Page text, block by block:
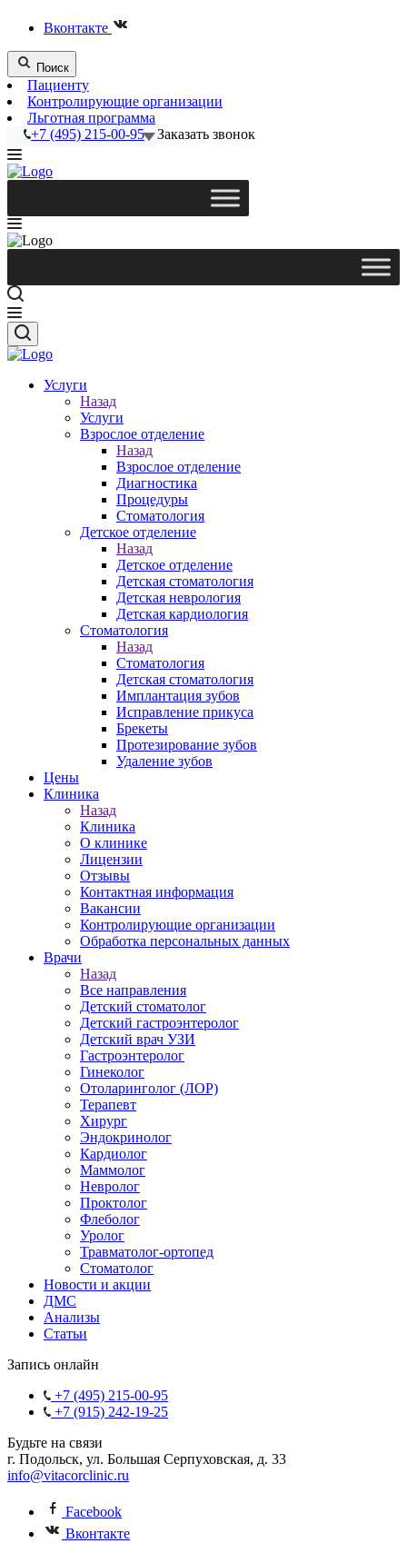
Вконтакте
Поиск
Пациенту
Контролирующие организации
Льготная программа
+7 (495) 215-00-95
Заказать звонок
Услуги
Назад
Услуги
Взрослое отделение
Назад
Взрослое отделение
Диагностика
Процедуры
Стоматология
Детское отделение
Назад
Детское отделение
Детская стоматология
Детская неврология
Детская кардиология
Стоматология
Назад
Стоматология
Детская стоматология
Имплантация зубов
Исправление прикуса
Брекеты
Протезирование зубов
Удаление зубов
Цены
Клиника
Назад
Клиника
О клинике
Лицензии
Отзывы
Контактная информация
Вакансии
Контролирующие организации
Обработка персональных данных
Врачи
Назад
Все направления
Детский стоматолог
Детский гастроэнтеролог
Детский врач УЗИ
Гастроэнтеролог
Гинеколог
Отоларинголог (ЛОР)
Терапевт
Хирург
Эндокринолог
Кардиолог
Маммолог
Невролог
Проктолог
Флеболог
Уролог
Травматолог-ортопед
Стоматолог
Новости и акции
ДМС
Анализы
Статьи
Запись онлайн
+7 (495) 215-00-95
+7 (915) 242-19-25
Будьте на связи
г. Подольск, ул. Большая Серпуховская, д. 33
info@vitacorclinic.ru
Facebook
Вконтакте